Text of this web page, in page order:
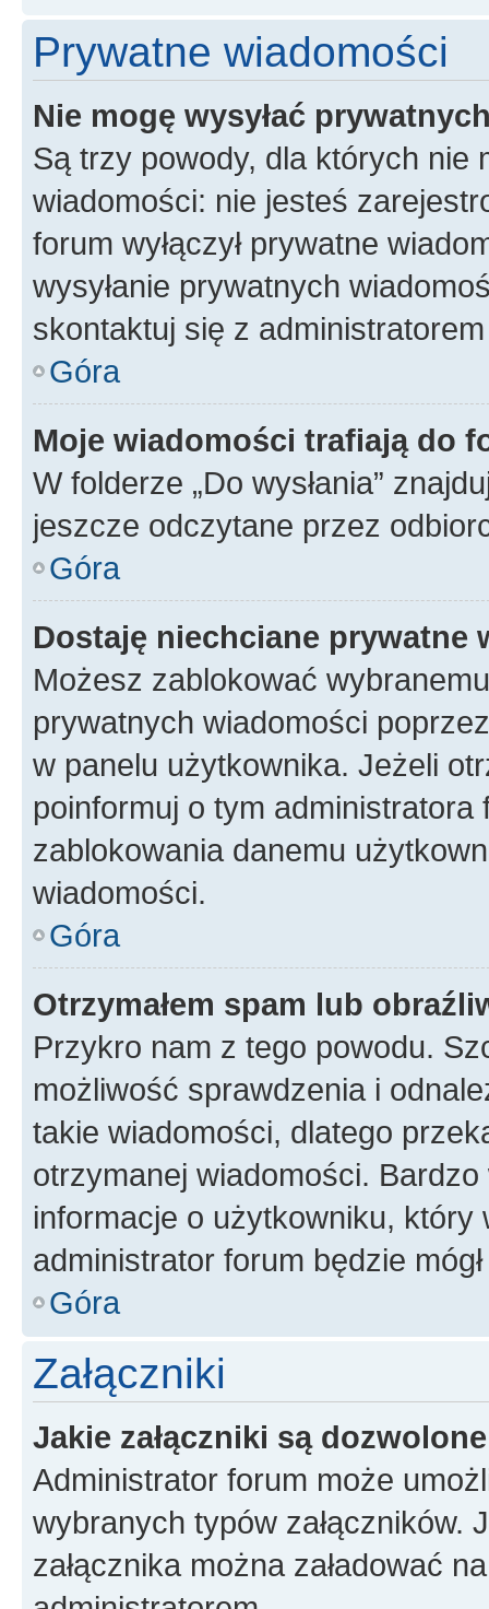
Prywatne wiadomości
Nie mogę wysyłać
Są trzy powody, dla których nie
wiadomości: nie jesteś
forum wyłączył prywatne
wysyłanie prywatnych
skontaktuj się z
Góra
Moje wiadomości trafiają do
W folderze „Do wysłania”
jeszcze odczytane przez
Góra
Dostaję niechciane prywatne
Możesz zablokować
prywatnych wiadomości
w panelu użytkownika. Jeżeli
poinformuj o tym
zablokowania danemu
wiadomości.
Góra
Otrzymałem spam lub
Przykro nam z tego powodu.
możliwość sprawdzenia i
takie wiadomości, dlatego
otrzymanej wiadomości.
informacje o użytkowniku, który
administrator forum będzie
Góra
Załączniki
Jakie załączniki są
Administrator forum może
wybranych typów załączników.
załącznika można załadować